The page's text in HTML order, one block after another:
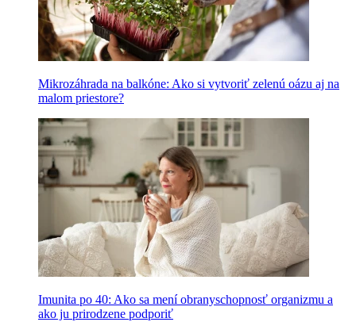
Mikrozáhrada na balkóne: Ako si vytvoriť zelenú oázu aj na
malom priestore?
Imunita po 40: Ako sa mení obranyschopnosť organizmu a
ako ju prirodzene podporiť